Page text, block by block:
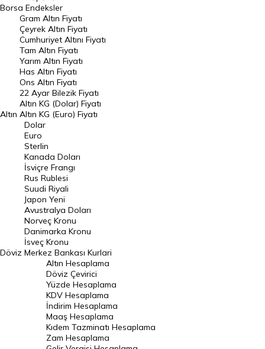
Raporlar
Endeksler
DÖVİZ
Döviz Kuru
Dolar Kuru
Euro Kuru
Pound Kuru
Frank Kuru
Riyal Kuru
Avustralya Doları
Danimarka Kronu Kuru
Kanada Doları Kuru
Norveç Kronu Kuru
İsveç Kronu Kuru
Japon Yeni Kuru
Serbest Piyasa Döviz Kurları
Merkez Bankası Döviz Kurları
Borsa Endeksler
Altın
Gram Altın Fiyatı
Çeyrek Altın Fiyatı
Cumhuriyet Altını Fiyatı
Tam Altın Fiyatı
Yarım Altın Fiyatı
Has Altın Fiyatı
Ons Altın Fiyatı
22 Ayar Bilezik Fiyatı
Altın KG (Dolar) Fiyatı
Altın KG (Euro) Fiyatı
Döviz
Dolar
Euro
Sterlin
Kanada Doları
İsviçre Frangı
Rus Rublesi
Suudi Riyali
Japon Yeni
Avustralya Doları
Norveç Kronu
Danimarka Kronu
İsveç Kronu
Merkez Bankası Kurlari
Altın Hesaplama
Döviz Çevirici
Yüzde Hesaplama
KDV Hesaplama
İndirim Hesaplama
Maaş Hesaplama
Kıdem Tazminatı Hesaplama
Zam Hesaplama